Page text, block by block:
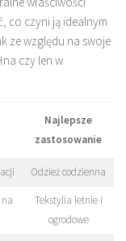
co czyni ją idealnym
ze względu na swoje
czy len w
Najlepsze
zastosowanie
Odzież codzienna
Tekstylia letnie i
ogrodowe